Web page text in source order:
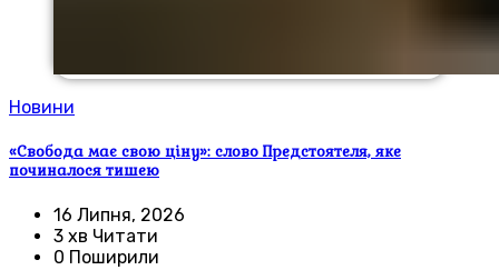
Новини
«Свобода має свою ціну»: слово Предстоятеля, яке
починалося тишею
16 Липня, 2026
3 хв Читати
0 Поширили